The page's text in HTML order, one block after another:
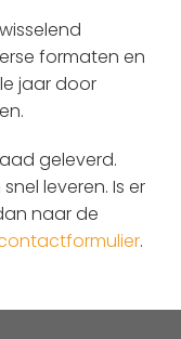
formaten en
jaar door
geleverd.
leveren. Is er
naar de
.